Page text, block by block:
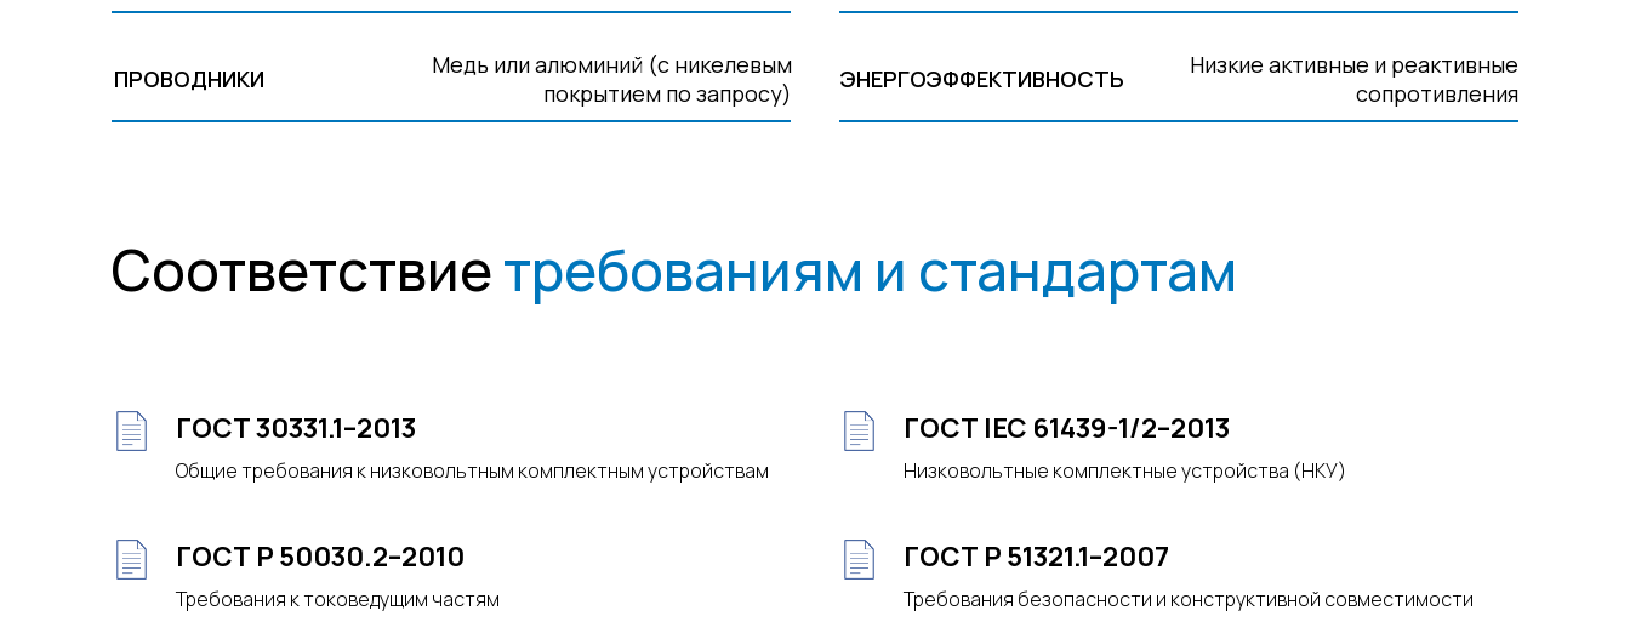
ПРОВОДНИКИ
Медь или алюминий (с никелевым
покрытием по запросу)
ЭНЕРГОЭФФЕКТИВНОСТЬ
Низкие активные и реактивные
сопротивления
Соответствиетребованиям и стандартам
ГОСТ 30331.1–2013
Общие требования к низковольтным комплектным устройствам
ГОСТ IEC 61439-1/2–2013
Низковольтные комплектные устройства (НКУ)
ГОСТ Р 50030.2–2010
Требования к токоведущим частям
ГОСТ Р 51321.1–2007
Требования безопасности и конструктивной совместимости